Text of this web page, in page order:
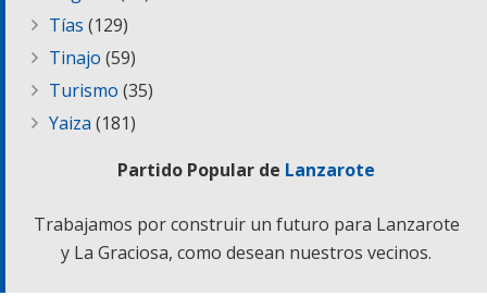
Tías (129)
Tinajo (59)
Turismo (35)
Yaiza (181)
Partido Popular de Lanzarote
Trabajamos por construir un futuro para Lanzarote
y La Graciosa, como desean nuestros vecinos.